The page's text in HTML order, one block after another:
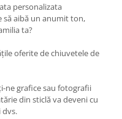
personalizata
să aibă un anumit ton,
ta?
oferite de chiuvetele de
ne grafice sau fotografii
din sticlă va deveni cu
dvs.